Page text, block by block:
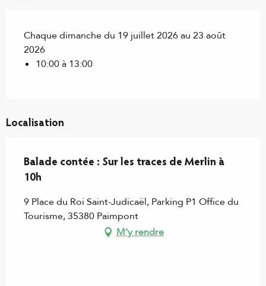
Chaque dimanche du 19 juillet 2026 au 23 août
2026
10:00 à 13:00
Localisation
Balade contée : Sur les traces de Merlin à
10h
9 Place du Roi Saint-Judicaël, Parking P1 Office du
Tourisme, 35380 Paimpont
M'y rendre